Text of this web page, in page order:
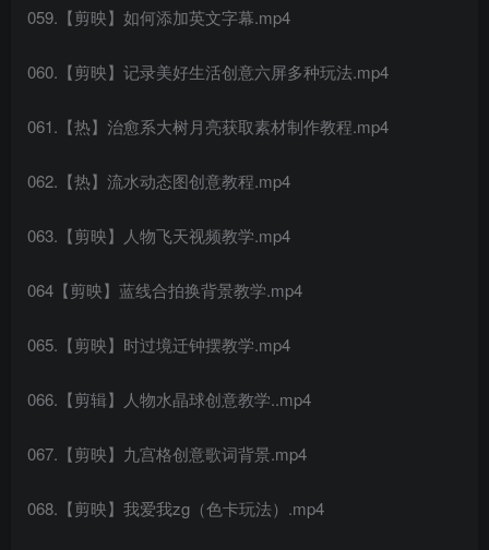
059.【剪映】如何添加英文字幕.mp4
060.【剪映】记录美好生活创意六屏多种玩法.mp4
061.【热】治愈系大树月亮获取素材制作教程.mp4
062.【热】流水动态图创意教程.mp4
063.【剪映】人物飞天视频教学.mp4
064【剪映】蓝线合拍换背景教学.mp4
065.【剪映】时过境迁钟摆教学.mp4
066.【剪辑】人物水晶球创意教学..mp4
067.【剪映】九宫格创意歌词背景.mp4
068.【剪映】我爱我zg（色卡玩法）.mp4